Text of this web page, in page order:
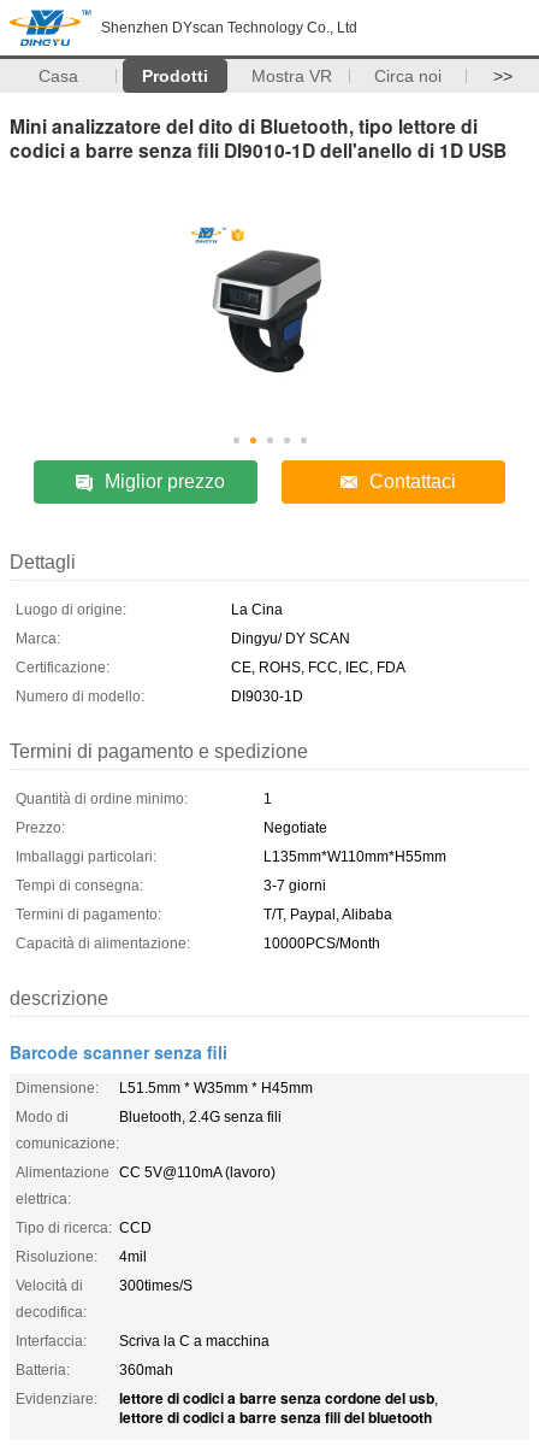
Shenzhen DYscan Technology Co., Ltd
Casa Prodotti Mostra VR Circa noi >>
Mini analizzatore del dito di Bluetooth, tipo lettore di
codici a barre senza fili DI9010-1D dell'anello di 1D USB
Miglior prezzo Contattaci
Dettagli
Luogo di origine:
La Cina
Marca:
Dingyu/ DY SCAN
Certificazione:
CE, ROHS, FCC, IEC, FDA
Numero di modello:
DI9030-1D
Termini di pagamento e spedizione
Quantità di ordine minimo:
1
Prezzo:
Negotiate
Imballaggi particolari:
L135mm*W110mm*H55mm
Tempi di consegna:
3-7 giorni
Termini di pagamento:
T/T, Paypal, Alibaba
Capacità di alimentazione:
10000PCS/Month
descrizione
Barcode scanner senza fili
Dimensione:
L51.5mm * W35mm * H45mm
Modo di
comunicazione:
Bluetooth, 2.4G senza fili
Alimentazione
elettrica:
CC 5V@110mA (lavoro)
Tipo di ricerca: CCD
Risoluzione:
4mil
Velocità di
decodifica:
300times/S
Interfaccia:
Scriva la C a macchina
Batteria:
360mah
Evidenziare:
lettore di codici a barre senza cordone del usb,
lettore di codici a barre senza fili del bluetooth